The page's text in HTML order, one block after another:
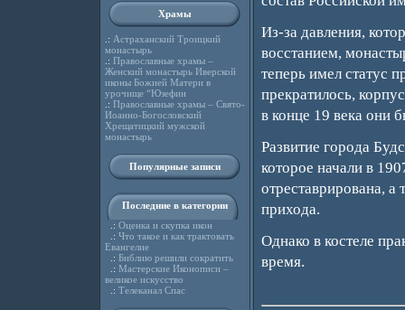
Храмы
.: Астраханский Троицкий
монастырь
.: Православные храмы –
Женский монастырь Иверской
иконы Божией Матери в
урочище “Юзефин
.: Православные храмы – Свято-
Иоанно-Богословский
Хрещатицкий мужской
монастырь
Популярные записи
Последние в категории
.: Оценка и скупка икон
.: Что такое и как трактовать
Евангелие
.: Библию решили сократить
.: Мастерские Иконописи –
великое искусство
.: Телеканал Спас
Из-за давления,
восстанием,
теперь имел статус
прекратилось,
в конце 19 века они
Развитие города
которое начали в
отреставрирована, а
прихода.
Однако в костеле
время.